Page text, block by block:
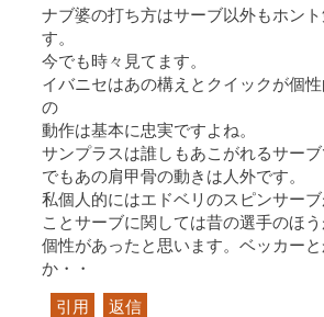
ナブ婆の打ち方はサーブ以外もホン
す。
今でも時々見てます。
イバニセはあの構えとクイックが個
の
動作は基本に忠実ですよね。
サンプラスは誰しもあこがれるサーブ
でもあの肩甲骨の動きは人外です。
私個人的にはエドベリのスピンサーブ
ことサーブに関しては昔の選手のほ
個性があったと思います。ベッカーと
か・・
引用 返信